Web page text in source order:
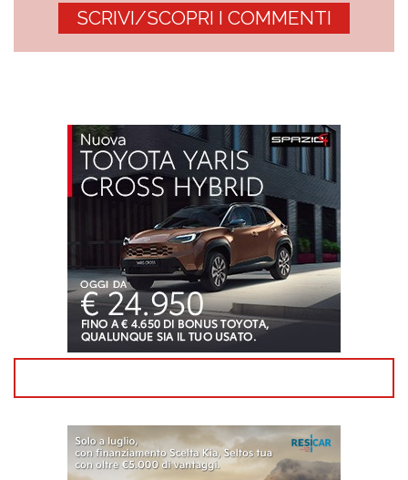
SCRIVI/SCOPRI I COMMENTI